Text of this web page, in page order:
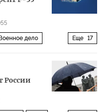
Еще 17
дело
России